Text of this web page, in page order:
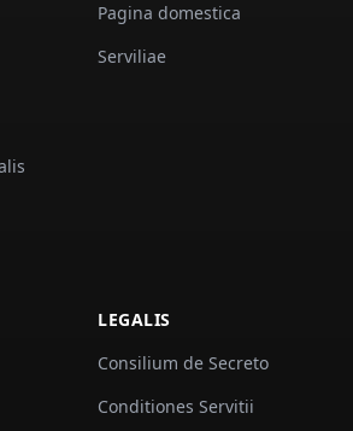
Pagina domestica
Serviliae
LEGALIS
Consilium de Secreto
Conditiones Servitii